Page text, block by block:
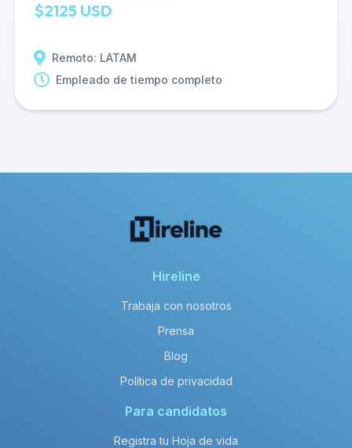
$2125 USD
Remoto: LATAM
Empleado de tiempo completo
Hireline
Trabaja con nosotros
Prensa
Blog
Política de privacidad
Para candidatos
Registra tu Hoja de vida